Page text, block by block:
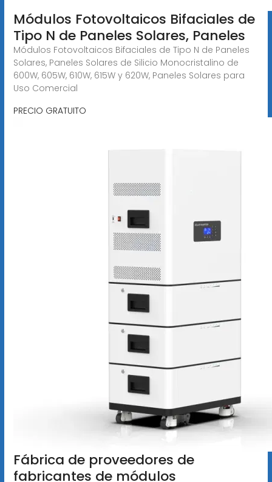
Módulos Fotovoltaicos Bifaciales de
Tipo N de Paneles Solares, Paneles
Módulos Fotovoltaicos Bifaciales de Tipo N de Paneles
Solares, Paneles Solares de Silicio Monocristalino de
600W, 605W, 610W, 615W y 620W, Paneles Solares para
Uso Comercial
PRECIO GRATUITO
Fábrica de proveedores de
fabricantes de módulos